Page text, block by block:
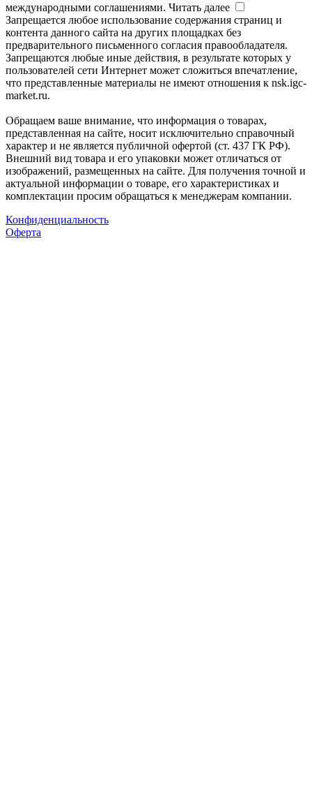
международными соглашениями. Читать далее
Запрещается любое использование содержания страниц и
контента данного сайта на других площадках без
предварительного письменного согласия правообладателя.
Запрещаются любые иные действия, в результате которых у
пользователей сети Интернет может сложиться впечатление,
что представленные материалы не имеют отношения к nsk.igc-
market.ru.
Обращаем ваше внимание, что информация о товарах,
представленная на сайте, носит исключительно справочный
характер и не является публичной офертой (ст. 437 ГК РФ).
Внешний вид товара и его упаковки может отличаться от
изображений, размещенных на сайте. Для получения точной и
актуальной информации о товаре, его характеристиках и
комплектации просим обращаться к менеджерам компании.
Конфиденциальность
Оферта